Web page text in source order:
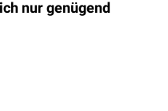
nur genügend